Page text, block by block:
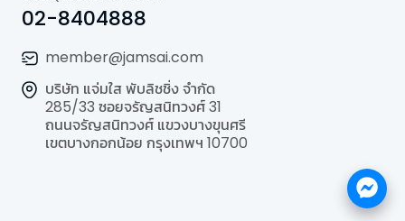
02-8404888
member@jamsai.com
บริษัท แจ่มใส พับลิชชิ่ง จำกัด
285/33 ซอยจรัญสนิทวงศ์ 31
ถนนจรัญสนิทวงศ์ แขวงบางขุนศรี
เขตบางกอกน้อย กรุงเทพฯ 10700